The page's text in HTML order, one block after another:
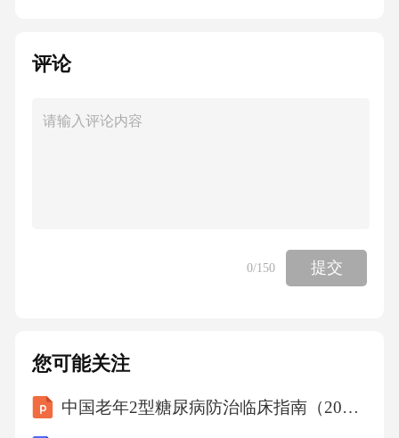
山”指的是()。A、南岭山脉B、武夷山脉C、丹
一城”分别指丹霞山、西江和广州。丹霞山是世
借款10万元，约定一年后归还，乙要求甲提供
担保，但甲以合同自由为由拒绝。根据《民法
供担保C、合理，但需协商担保方式D、不合
理，但甲可提供反担保答案：A解析：《民法
评论
0/150 提交
您可能关注
中国老年2型糖尿病防治临床指南（2026年版）解读课件